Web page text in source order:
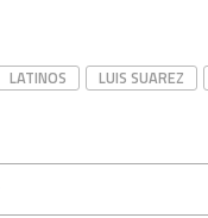
LATINOS LUIS SUAREZ